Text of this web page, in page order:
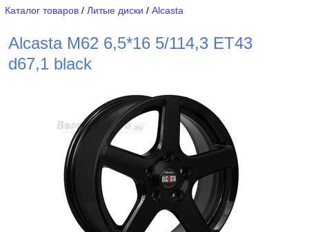
Каталог товаров / Литые диски / Alcasta
Alcasta M62 6,5*16 5/114,3 ET43
d67,1 black